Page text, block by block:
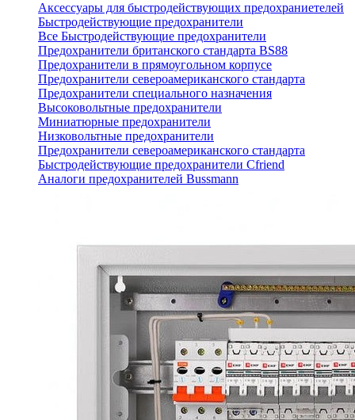
Аксессуары для быстродействующих предохраниетелей
Быстродействующие предохранители
Все Быстродействующие предохранители
Предохранители британского стандарта BS88
Предохранители в прямоугольном корпусе
Предохранители североамериканского стандарта
Предохранители специального назначения
Высоковольтные предохранители
Миниатюрные предохранители
Низковольтные предохранители
Предохранители североамериканского стандарта
Быстродействующие предохранители Cfriend
Аналоги предохранителей Bussmann